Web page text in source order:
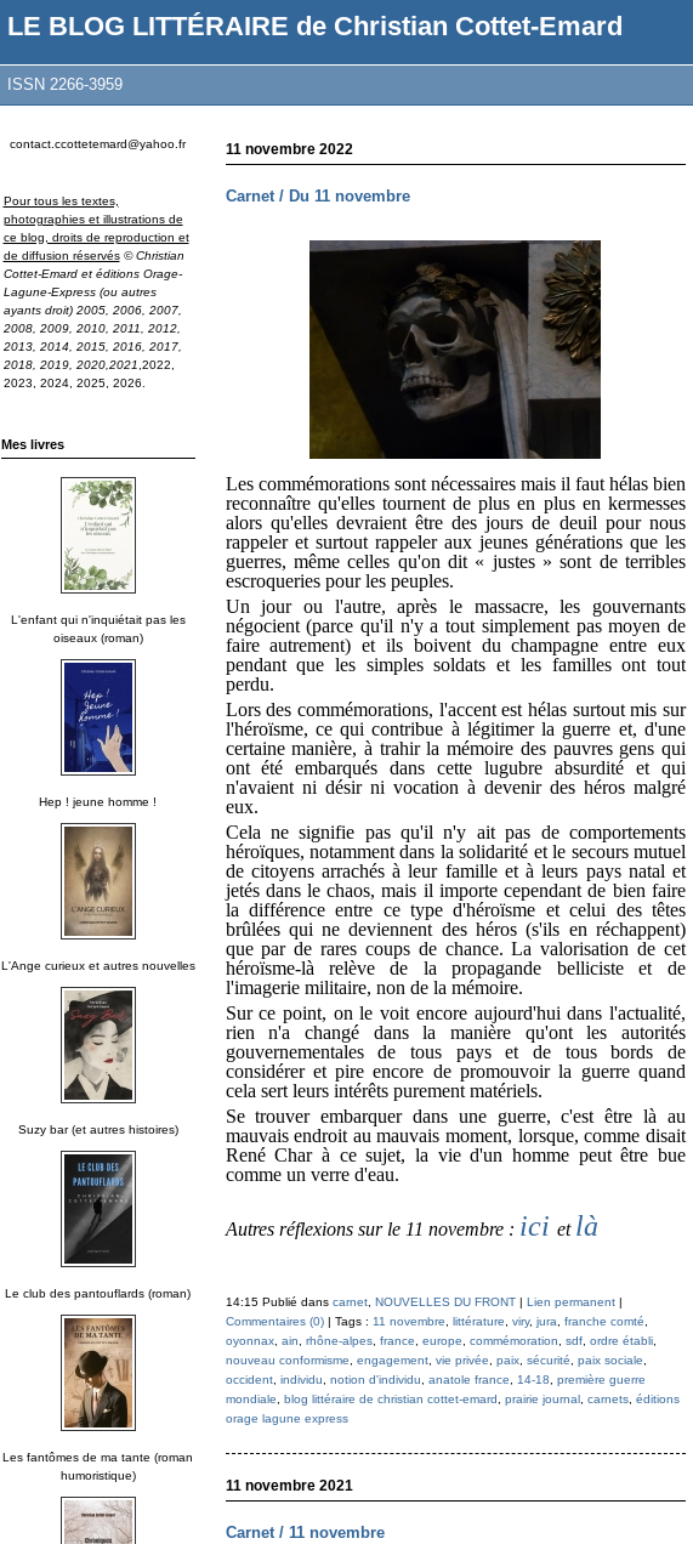
LE BLOG LITTÉRAIRE de Christian Cottet-Emard
ISSN 2266-3959
contact.ccottetemard@yahoo.fr
Pour tous les textes,
photographies et illustrations de
ce blog, droits de reproduction et
de diffusion réservés © Christian
Cottet-Emard et éditions Orage-
Lagune-Express (ou autres
ayants droit) 2005, 2006, 2007,
2008, 2009, 2010, 2011, 2012,
2013, 2014, 2015, 2016, 2017,
2018, 2019, 2020,2021 ,2022,
2023, 2024, 2025, 2026.
Mes livres
L'enfant qui n'inquiétait pas les
oiseaux (roman)
Hep ! jeune homme !
L'Ange curieux et autres nouvelles
Suzy bar (et autres histoires)
Le club des pantouflards (roman)
Les fantômes de ma tante (roman
humoristique)
11 novembre 2022
Carnet / Du 11 novembre
Les commémorations sont nécessaires mais il faut hélas bien
reconnaître qu'elles tournent de plus en plus en kermesses
alors qu'elles devraient être des jours de deuil pour nous
rappeler et surtout rappeler aux jeunes générations que les
guerres, même celles qu'on dit « justes » sont de terribles
escroqueries pour les peuples.
Un jour ou l'autre, après le massacre, les gouvernants
négocient (parce qu'il n'y a tout simplement pas moyen de
faire autrement) et ils boivent du champagne entre eux
pendant que les simples soldats et les familles ont tout
perdu.
Lors des commémorations, l'accent est hélas surtout mis sur
l'héroïsme, ce qui contribue à légitimer la guerre et, d'une
certaine manière, à trahir la mémoire des pauvres gens qui
ont été embarqués dans cette lugubre absurdité et qui
n'avaient ni désir ni vocation à devenir des héros malgré
eux.
Cela ne signifie pas qu'il n'y ait pas de comportements
héroïques, notamment dans la solidarité et le secours mutuel
de citoyens arrachés à leur famille et à leurs pays natal et
jetés dans le chaos, mais il importe cependant de bien faire
la différence entre ce type d'héroïsme et celui des têtes
brûlées qui ne deviennent des héros (s'ils en réchappent)
que par de rares coups de chance. La valorisation de cet
héroïsme-là relève de la propagande belliciste et de
l'imagerie militaire, non de la mémoire.
Sur ce point, on le voit encore aujourd'hui dans l'actualité,
rien n'a changé dans la manière qu'ont les autorités
gouvernementales de tous pays et de tous bords de
considérer et pire encore de promouvoir la guerre quand
cela sert leurs intérêts purement matériels.
Se trouver embarquer dans une guerre, c'est être là au
mauvais endroit au mauvais moment, lorsque, comme disait
René Char à ce sujet, la vie d'un homme peut être bue
comme un verre d'eau.
Autres réflexions sur le 11 novembre : ici et là
14:15 Publié dans carnet, NOUVELLES DU FRONT| Lien permanent|
Commentaires (0)| Tags : 11 novembre littérature viry, jura franche comté
oyonnax, ain rhône-alpes, france europe commémoration sdf, ordre établi,
nouveau conformisme
engagement, vie privée paix, sécurité paix sociale
occident, individu notion d'individu anatole france 14-18
première guerre
mondiale
blog littéraire de christian cottet-emard prairie journal, carnets, éditions
orage lagune express
11 novembre 2021
Carnet / 11 novembre